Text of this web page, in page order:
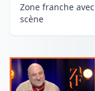
Zone franche
scène